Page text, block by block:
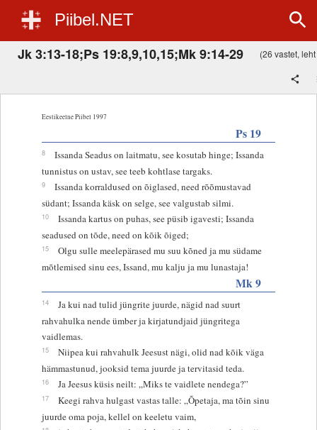
Piibel.NET
Jk 3:13-18;Ps 19:8,9,10,15;Mk 9:14-29 (26 vastet,
Eestikeelne Piibel 1997
Ps 19
8
Issanda Seadus on laitmatu, see kosutab hinge; Issanda
tunnistus on ustav, see teeb kohtlase targaks.
9
Issanda korraldused on õiglased, need rõõmustavad
südant; Issanda käsk on selge, see valgustab silmi.
10
Issanda kartus on puhas, see püsib igavesti; Issanda
seadused on tõde, need on kõik õiged;
15
Olgu sulle meelepärased mu suu kõned ja mu südame
mõtlemised sinu ees, Issand, mu kalju ja mu lunastaja!
Mk 9
14
Ja kui nad tulid jüngrite juurde, nägid nad suurt
rahvahulka nende ümber ja kirjatundjaid jüngritega
vaidlemas.
15
Niipea kui rahvahulk Jeesust nägi, olid nad kõik väga
hämmastunud, jooksid tema juurde ja tervitasid teda.
16 Ja Jeesus küsis neilt: „Miks te vaidlete nendega?”
17
Keegi rahva hulgast vastas talle: „Õpetaja, ma tõin sinu
juurde oma poja, kellel on keeletu vaim,